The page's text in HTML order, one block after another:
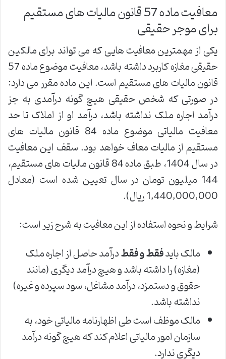
معافیت ماده 57 قانون مالیات های مستقیم
برای موجر حقیقی
یکی از مهمترین معافیت هایی که می تواند برای مالکین
حقیقی مغازه کاربرد داشته باشد، معافیت موضوع ماده 57
قانون مالیات های مستقیم است. این ماده مقرر می دارد:
در صورتی که شخص حقیقی هیچ گونه درآمدی به جز
درآمد اجاره ملک نداشته باشد، درآمد او از املاک تا حد
معافیت مالیاتی موضوع ماده 84 قانون مالیات های
مستقیم از مالیات معاف خواهد بود. سقف این معافیت
در سال 1404، طبق ماده 84 قانون مالیات های مستقیم،
144 میلیون تومان در سال تعیین شده است (معادل
1,440,000,000 ریال).
شرایط و نحوه استفاده از این معافیت به شرح زیر است:
مالک بایدفقط و فقطدرآمد حاصل از اجاره ملک
(مغازه) را داشته باشد و هیچ درآمد دیگری (مانند
حقوق و دستمزد، درآمد مشاغل، سود سپرده و غیره)
نداشته باشد.
مالک موظف است طی اظهارنامه مالیاتی خود، به
سازمان امور مالیاتی اعلام کند که هیچ گونه درآمد
دیگری ندارد.